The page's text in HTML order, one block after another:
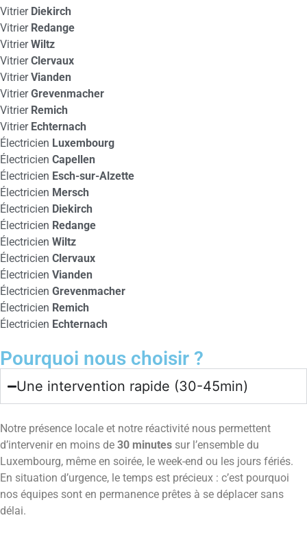
Vitrier Diekirch
Vitrier Redange
VitrierWiltz
VitrierClervaux
VitrierVianden
VitrierGrevenmacher
Vitrier Remich
Vitrier Echternach
Électricien Luxembourg
Électricien Capellen
Électricien Esch-sur-Alzette
Électricien Mersch
Électricien Diekirch
Électricien Redange
Électricien Wiltz
Électricien Clervaux
Électricien Vianden
Électricien Grevenmacher
Électricien Remich
Électricien Echternach
Pourquoi nous choisir ?
Une intervention rapide (30-45min)
Notre présence locale et notre réactivité nous permettent
d’intervenir en moins de 30 minutes sur l’ensemble du
Luxembourg, même en soirée, le week-end ou les jours fériés.
En situation d’urgence, le temps est précieux : c’est pourquoi
nos équipes sont en permanence prêtes à se déplacer sans
délai.